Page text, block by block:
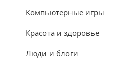
Компьютерные игры
Красота и здоровье
Люди и блоги